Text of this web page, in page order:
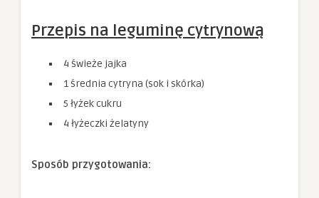
Przepis na leguminę cytrynową
4 świeże jajka
1 średnia cytryna (sok i skórka)
5 łyżek cukru
4 łyżeczki żelatyny
Sposób przygotowania: